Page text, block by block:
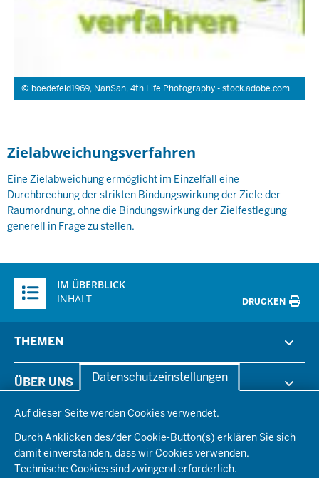
Datenschutzeinstellungen
Auf dieser Seite werden Cookies verwendet.
Durch Anklicken des/der Cookie-Button(s) erklären Sie sich
damit einverstanden, dass wir Cookies verwenden.
Technische Cookies sind zwingend erforderlich.
boedefeld1969, NanSan, 4th Life Photography - stock.adobe.com
Zielabweichungsverfahren
Eine Zielabweichung ermöglicht im Einzelfall eine
Durchbrechung der strikten Bindungswirkung der Ziele der
Raumordnung, ohne die Bindungswirkung der Zielfestlegung
generell in Frage zu stellen.
Inhalte
IM ÜBERBLICK
INHALT
DRUCKEN
in
der
Fußzeile
THEMEN
Gesundheit & Soziales
Kommunales & Wirtschaft
Planen & Bauen
Schule & Bildung
ÜBER UNS
Aktenpläne
Organisationsstruktur
Behördenleitung
Die Bezirksregierung
Arbeitgeberprofil
Stellenangebote
PRESSE